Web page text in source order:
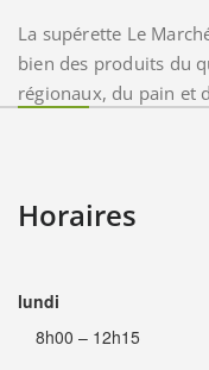
La supérette Le
bien des produits du
régionaux, du pain et
Horaires
lundi
8h00 – 12h15